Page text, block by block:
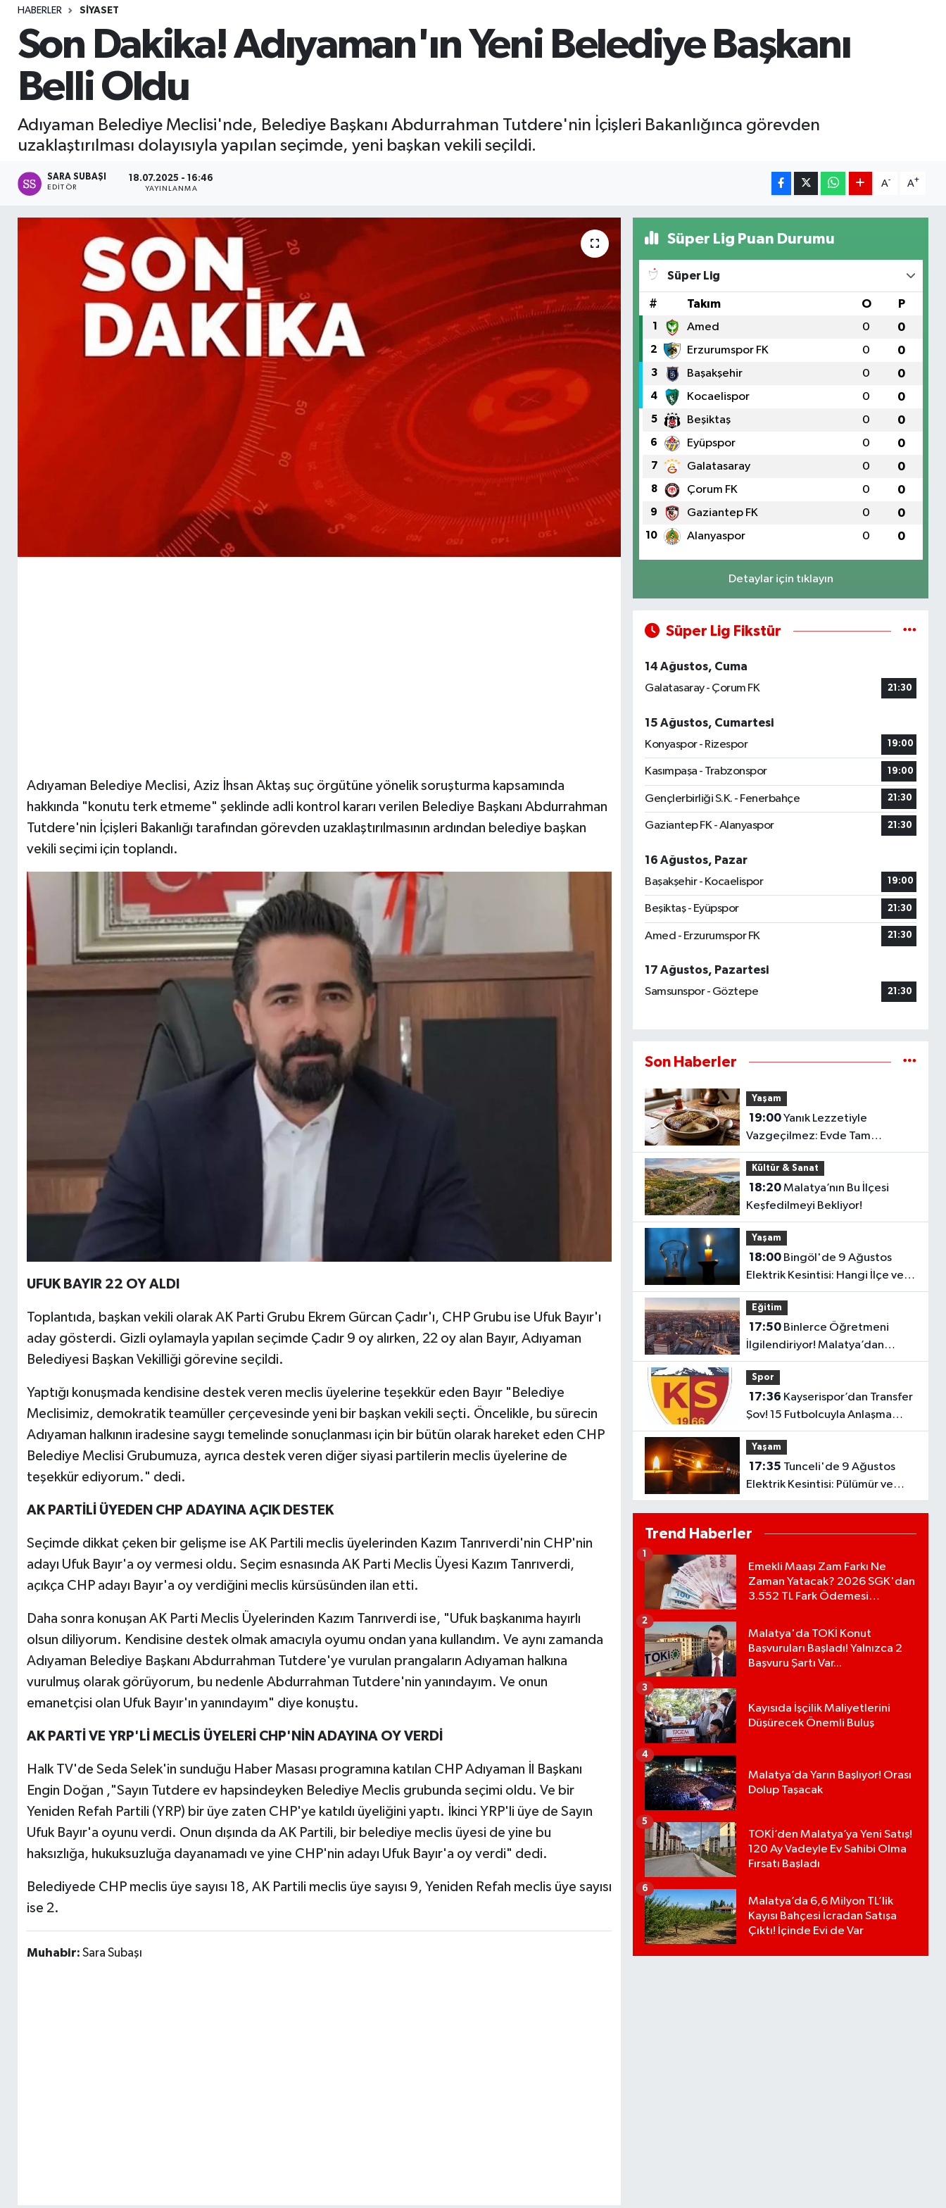
HABERLER SIYASET
Son Dakika! Adıyaman'ın Yeni Belediye Başkanı
Belli Oldu
Adıyaman Belediye Meclisi'nde, Belediye Başkanı Abdurrahman Tutdere'nin İçişleri Bakanlığınca görevden
uzaklaştırılması dolayısıyla yapılan seçimde, yeni başkan vekili seçildi.
SARA SUBAŞI
EDITÖR
18.07.2025 - 16:46
YAYINLANMA
A- A+
Adıyaman Belediye Meclisi, Aziz İhsan Aktaş suç örgütüne yönelik soruşturma kapsamında
hakkında "konutu terk etmeme" şeklinde adli kontrol kararı verilen Belediye Başkanı Abdurrahman
Tutdere'nin İçişleri Bakanlığı tarafından görevden uzaklaştırılmasının ardından belediye başkan
vekili seçimi için toplandı.
UFUK BAYIR 22 OY ALDI
Toplantıda, başkan vekili olarak AK Parti Grubu Ekrem Gürcan Çadır'ı, CHP Grubu ise Ufuk Bayır'ı
aday gösterdi. Gizli oylamayla yapılan seçimde Çadır 9 oy alırken, 22 oy alan Bayır, Adıyaman
Belediyesi Başkan Vekilliği görevine seçildi.
Yaptığı konuşmada kendisine destek veren meclis üyelerine teşekkür eden Bayır "Belediye
Meclisimiz, demokratik teamüller çerçevesinde yeni bir başkan vekili seçti. Öncelikle, bu sürecin
Adıyaman halkının iradesine saygı temelinde sonuçlanması için bir bütün olarak hareket eden CHP
Belediye Meclisi Grubumuza, ayrıca destek veren diğer siyasi partilerin meclis üyelerine de
teşekkür ediyorum." dedi.
AK PARTİLİ ÜYEDEN CHP ADAYINA AÇIK DESTEK
Seçimde dikkat çeken bir gelişme ise AK Partili meclis üyelerinden Kazım Tanrıverdi'nin CHP'nin
adayı Ufuk Bayır'a oy vermesi oldu. Seçim esnasında AK Parti Meclis Üyesi Kazım Tanrıverdi,
açıkça CHP adayı Bayır'a oy verdiğini meclis kürsüsünden ilan etti.
Daha sonra konuşan AK Parti Meclis Üyelerinden Kazım Tanrıverdi ise, "Ufuk başkanıma hayırlı
olsun diliyorum. Kendisine destek olmak amacıyla oyumu ondan yana kullandım. Ve aynı zamanda
Adıyaman Belediye Başkanı Abdurrahman Tutdere'ye vurulan prangaların Adıyaman halkına
vurulmuş olarak görüyorum, bu nedenle Abdurrahman Tutdere'nin yanındayım. Ve onun
emanetçisi olan Ufuk Bayır'ın yanındayım" diye konuştu.
AK PARTİ VE YRP'Lİ MECLİS ÜYELERİ CHP'NİN ADAYINA OY VERDİ
Halk TV'de Seda Selek'in sunduğu Haber Masası programına katılan CHP Adıyaman İl Başkanı
Engin Doğan ,"Sayın Tutdere ev hapsindeyken Belediye Meclis grubunda seçimi oldu. Ve bir
Yeniden Refah Partili (YRP) bir üye zaten CHP'ye katıldı üyeliğini yaptı. İkinci YRP'li üye de Sayın
Ufuk Bayır'a oyunu verdi. Onun dışında da AK Partili, bir belediye meclis üyesi de yine bu
haksızlığa, hukuksuzluğa dayanamadı ve yine CHP'nin adayı Ufuk Bayır'a oy verdi" dedi.
Belediyede CHP meclis üye sayısı 18, AK Partili meclis üye sayısı 9, Yeniden Refah meclis üye sayısı
ise 2.
Muhabir: Sara Subaşı
Süper Lig Puan Durumu
Süper Lig
# Takım O P
1 Amed 0 0
2 Erzurumspor FK 0 0
3 Başakşehir 0 0
4 Kocaelispor 0 0
5 Beşiktaş 0 0
6 Eyüpspor 0 0
7 Galatasaray 0 0
8 Çorum FK 0 0
9 Gaziantep FK 0 0
10 Alanyaspor 0 0
Detaylar için tıklayın
Süper Lig Fikstür
14 Ağustos, Cuma
Galatasaray - Çorum FK
21:30
15 Ağustos, Cumartesi
Konyaspor - Rizespor
19:00
Kasımpaşa - Trabzonspor 19:00
Gençlerbirliği S.K. - Fenerbahçe 21:30
Gaziantep FK - Alanyaspor 21:30
16 Ağustos, Pazar
Başakşehir - Kocaelispor
19:00
Beşiktaş - Eyüpspor 21:30
Amed - Erzurumspor FK 21:30
17 Ağustos, Pazartesi
Samsunspor - Göztepe
21:30
Son Haberler
Yaşam
19:00Yanık Lezzetiyle
Vazgeçilmez: Evde Tam
Kıvamında Kazandibi Tarifi
Kültür & Sanat
18:20Malatya’nın Bu İlçesi
Keşfedilmeyi Bekliyor!
Yaşam
18:00Bingöl'de 9 Ağustos
Elektrik Kesintisi: Hangi İlçe ve
Köylerde Elektrikler Kesilecek?
Eğitim
17:50Binlerce Öğretmeni
İlgilendiriyor! Malatya’dan
Bakanlığa “İl Emri” Çağrısı
Spor
17:36
Şov! 15 Futbolcuyla Anlaşma
Sağlandı
Yaşam
17:35
Elektrik Kesintisi: Pülümür ve
Çemişgezek'te Çok Sayıda
Trend Haberler
Emekli Maaşı Zam Farkı Ne
Zaman Yatacak? 2026 SGK'dan
3.552 TL Fark Ödemesi
1
Malatya'da TOKİ Konut
Başvuruları Başladı! Yalnızca 2
Başvuru Şartı Var...
2
Kayısıda İşçilik Maliyetlerini
Düşürecek Önemli Buluş
3
Malatya’da Yarın Başlıyor! Orası
Dolup Taşacak
4
TOKİ’den Malatya’ya Yeni Satış!
120 Ay Vadeyle Ev Sahibi Olma
Fırsatı Başladı
5
Malatya’da 6,6 Milyon TL’lik
Kayısı Bahçesi İcradan Satışa
Çıktı! İçinde Evi de Var
6
Seri İlan
Siyaset
Spor